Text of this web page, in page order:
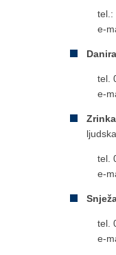
tel.:
e-
tel.
e-
tel.
e-
tel.
e-